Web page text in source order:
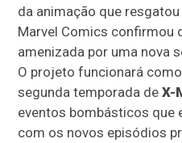
da animação que
Marvel Comics confirmou
amenizada por uma nova
O projeto funcionará
segunda temporada deX-
eventos bombásticos que
com os novos episódios